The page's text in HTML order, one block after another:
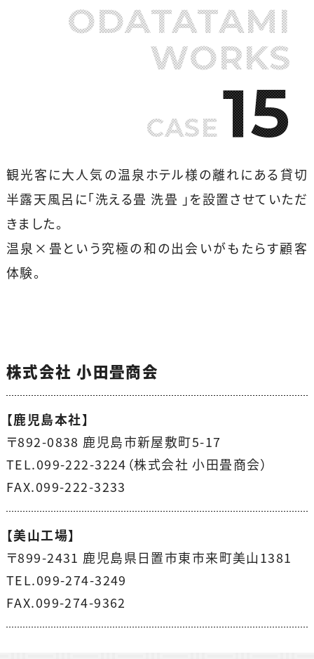
ODATATAMI
WORKS
CASE 15
観光客に大人気の温泉ホテル様の離れにある貸切
半露天風呂に「洗える畳 洗畳 」を設置させていただ
きました。
温泉×畳という究極の和の出会いがもたらす顧客
体験。
株式会社 小田畳商会
【鹿児島本社】
〒892-0838 鹿児島市新屋敷町5-17
TEL.099-222-3224（株式会社 小田畳商会）
FAX.099-222-3233
【美山工場】
〒899-2431 鹿児島県日置市東市来町美山1381
TEL.099-274-3249
FAX.099-274-9362